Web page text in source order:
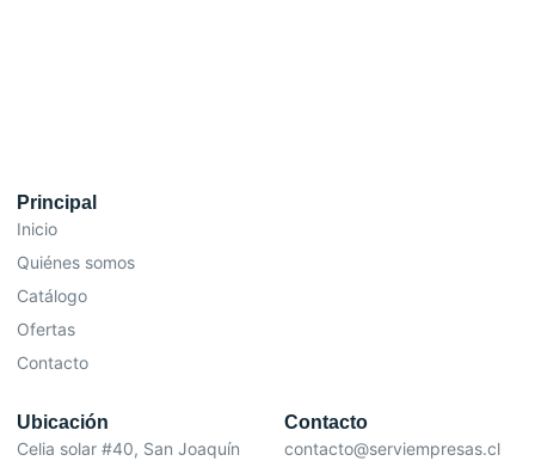
Principal
Inicio
Quiénes somos
Catálogo
Ofertas
Contacto
Ubicación
Celia solar #40, San Joaquín
Contacto
contacto@serviempresas.cl